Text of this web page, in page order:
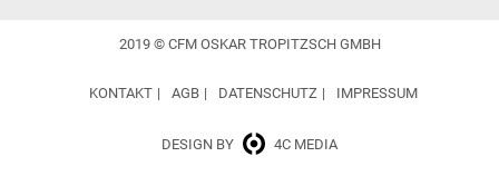
2019 © CFM OSKAR TROPITZSCH GMBH
DESIGN BY 4C MEDIA
KONTAKT AGB DATENSCHUTZ IMPRESSUM